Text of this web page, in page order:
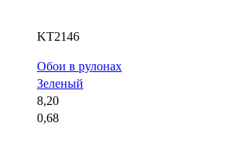
KT2146
Обои в рулонах
Зеленый
8,20
0,68